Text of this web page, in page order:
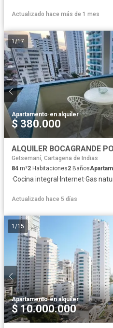
Actualizado hace más de 1 mes
1/17
Apartamento·en alquiler
$ 380.000
ALQUILER BOCAGRANDE
Getsemaní, Cartagena de Indias
84 m²2 Habitaciones2 Baños
·Cocina integral · Internet·Gas
Actualizado hace 5 días
1 /15
Apartamento·en alquiler
$ 10.000.000